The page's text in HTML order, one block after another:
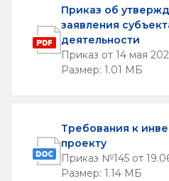
Приказ об
заявления
деятельности
Приказ от 14 мая
Размер: 1.01 МБ
Требования к
проекту
Приказ №145 от
Размер: 1.14 МБ